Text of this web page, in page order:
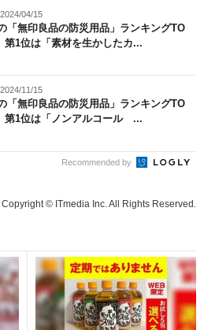
04/15
「無印良品の防災用品」ランキングTO
1位は「素材を生かしたカ...
11/15
「無印良品の防災用品」ランキングTO
1位は「ノンアルコール ...
Recommended by
Copyright © ITmedia Inc. All Rights Reserved.